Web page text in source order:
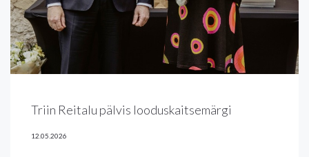
Triin Reitalu pälvis looduskaitsemärgi
12.05.2026